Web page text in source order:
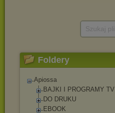
Foldery
Apiossa
BAJKI I PROGRAMY TV
DO DRUKU
EBOOK